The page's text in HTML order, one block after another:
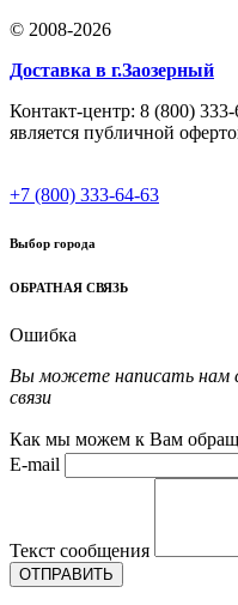
© 2008-2026
Доставка в г.Заозерный
Контакт-центр: 8 (800)
является публичной
+7 (800) 333-64-63
Выбор города
ОБРАТНАЯ СВЯЗЬ
Ошибка
Вы можете написать нам
связи
Как мы можем к Вам
E-mail
Текст сообщения
ОТПРАВИТЬ